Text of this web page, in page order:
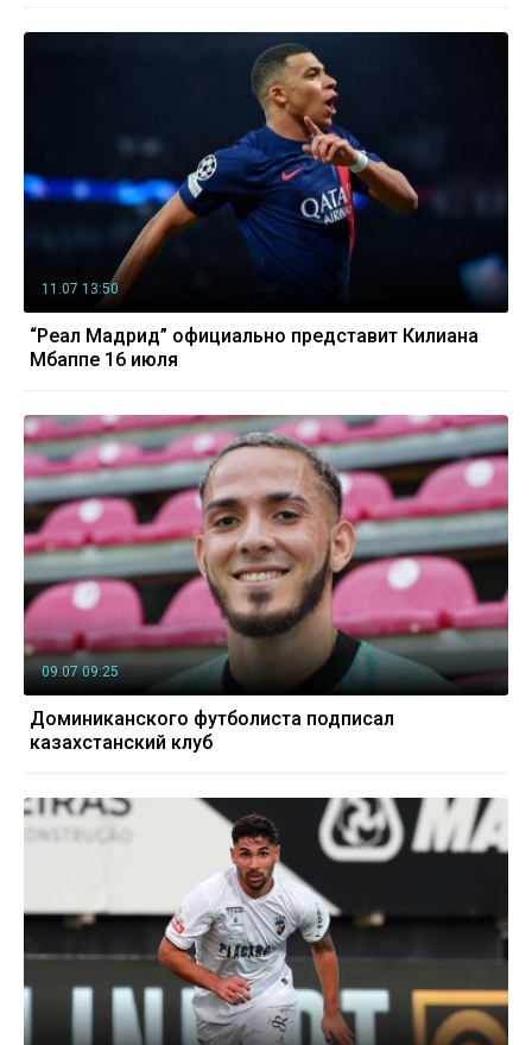
11.07 13:50
“Реал Мадрид” официально представит Килиана
Мбаппе 16 июля
09.07 09:25
Доминиканского футболиста подписал
казахстанский клуб